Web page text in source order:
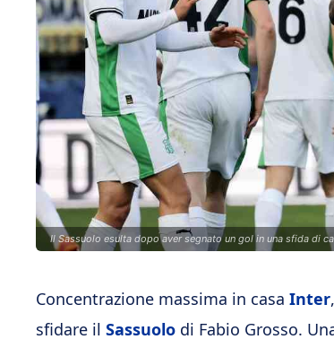
Il Sassuolo esulta dopo aver segnato un gol in una sfida di
Concentrazione massima in casa Inter
sfidare il Sassuolo di Fabio Grosso.